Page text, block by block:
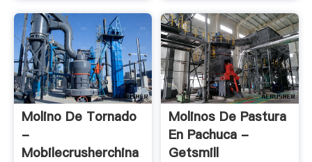
Molino De Tornado
-
Mobilecrusherchina
Molinos De Pastura
En Pachuca -
Getsmill